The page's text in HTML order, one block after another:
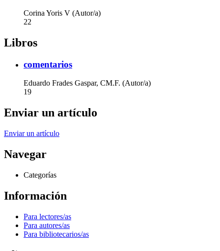
Corina Yoris V (Autor/a)
22
Libros
comentarios
Eduardo Frades Gaspar, CM.F. (Autor/a)
19
Enviar un artículo
Enviar un artículo
Navegar
Categorías
Información
Para lectores/as
Para autores/as
Para bibliotecarios/as